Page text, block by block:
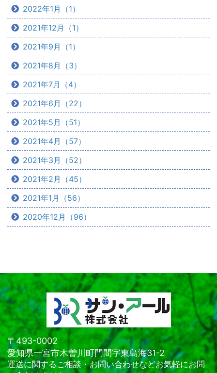
2022年1月（1）
2021年12月（1）
2021年9月（1）
2021年8月（3）
2021年7月（4）
2021年6月（22）
2021年5月（51）
2021年4月（57）
2021年3月（52）
2021年2月（45）
2021年1月（56）
2020年12月（96）
〒493-0002
愛知県一宮市木曽川町門間字東島海31-2
運送に関するご相談・お問い合わせなどお気軽にお問